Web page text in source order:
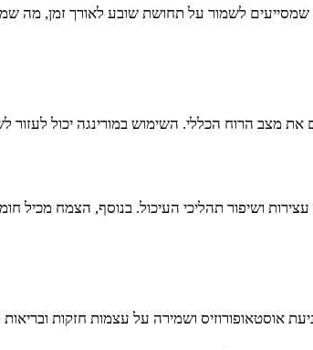
לשמור על תחושת שובע לאורך זמן, מה
מצב הרוח הכללי. השימוש במורינגה יכול לעזור
ושיפור תהליכי העיכול. בנוסף, הצמח מכיל
אוסטאופורוזיס ושמירה על עצמות חזקות ובריאות